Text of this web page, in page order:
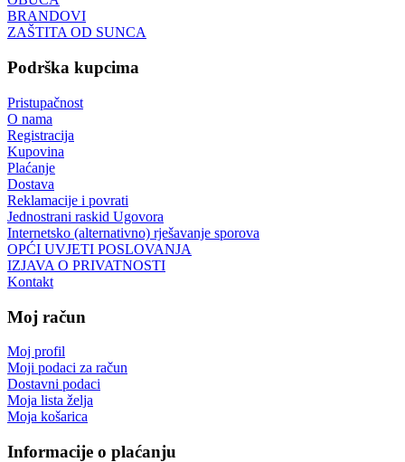
BRANDOVI
ZAŠTITA OD SUNCA
Podrška kupcima
Pristupačnost
O nama
Registracija
Kupovina
Plaćanje
Dostava
Reklamacije i povrati
Jednostrani raskid Ugovora
Internetsko (alternativno) rješavanje sporova
OPĆI UVJETI POSLOVANJA
IZJAVA O PRIVATNOSTI
Kontakt
Moj račun
Moj profil
Moji podaci za račun
Dostavni podaci
Moja lista želja
Moja košarica
Informacije o plaćanju